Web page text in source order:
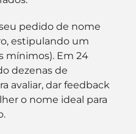
pedido de nome
estipulando um
mínimos). Em 24
dezenas de
avaliar, dar feedback
o nome ideal para